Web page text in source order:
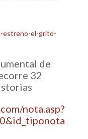
estreno-el-grito-
de
32
nota.asp?